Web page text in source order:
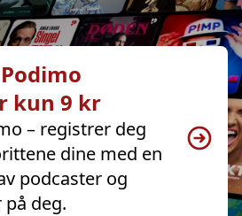
kun 9 kr
– registrer deg
dine med en
podcaster og
deg.